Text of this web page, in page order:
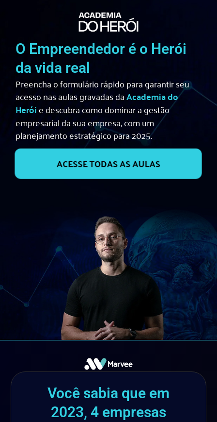
O Empreendedor é o Herói
da vida real
Preencha o formulário rápido para garantir seu
acesso nas aulas gravadas daAcademia do
Heróie descubra como dominar a gestão
empresarial da sua empresa, com um
planejamento estratégico para 2025.
ACESSE TODAS AS AULAS
Você sabia que em
2023, 4 empresas